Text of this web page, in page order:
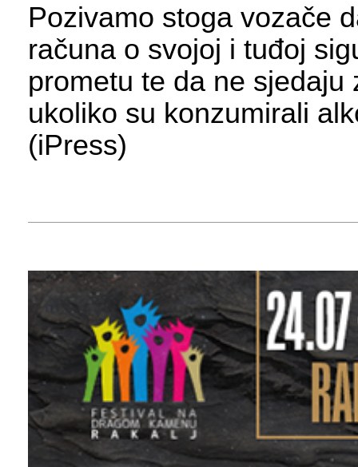
Pozivamo stoga vozače
računa o svojoj i tuđoj
prometu te da ne sjedaju
ukoliko su konzumirali
(iPress)